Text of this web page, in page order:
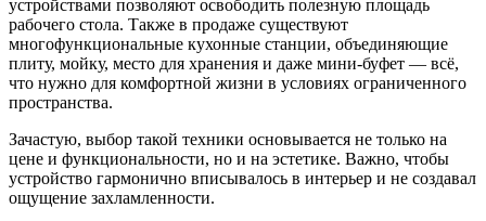
устройствами позволяют освободить полезную площадь
рабочего стола. Также в продаже существуют
многофункциональные кухонные станции, объединяющие
плиту, мойку, место для хранения и даже мини-буфет — всё,
что нужно для комфортной жизни в условиях ограниченного
пространства.
Зачастую, выбор такой техники основывается не только на
цене и функциональности, но и на эстетике. Важно, чтобы
устройство гармонично вписывалось в интерьер и не создавал
ощущение захламленности.